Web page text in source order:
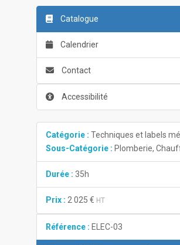
Catalogue
Calendrier
Contact
Accessibilité
Catégorie : Techniques et labels
Sous-Catégorie : Plomberie,
Durée : 35h
Prix : 2 025 € HT
Référence : ELEC-03